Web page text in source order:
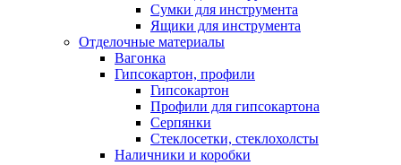
Сумки для инструмента
Ящики для инструмента
Отделочные материалы
Вагонка
Гипсокартон, профили
Гипсокартон
Профили для гипсокартона
Серпянки
Стеклосетки, стеклохолсты
Наличники и коробки